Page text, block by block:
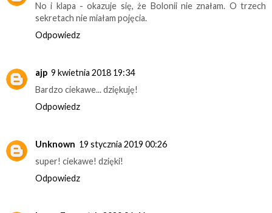
No i klapa - okazuje się, że Bolonii nie znałam. O trzech
sekretach nie miałam pojęcia.
Odpowiedz
ajp 9 kwietnia 2018 19:34
Bardzo ciekawe... dziękuję!
Odpowiedz
Unknown 19 stycznia 2019 00:26
super! ciekawe! dzięki!
Odpowiedz